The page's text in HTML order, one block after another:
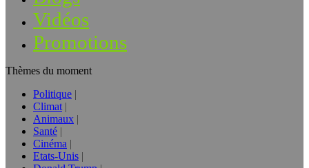
Vidéos
Promotions
Thèmes du moment
Politique
Climat
Animaux
Santé
Cinéma
Etats-Unis